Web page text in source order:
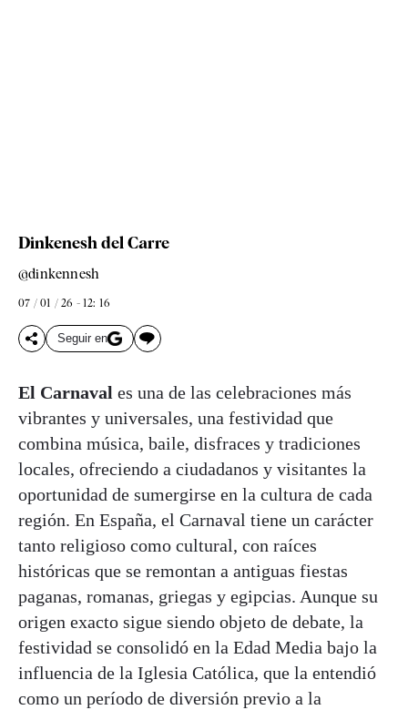
Dinkenesh del Carre
@dinkennesh
07 / 01 / 26 - 12: 16
Seguir en
El Carnaval es una de las celebraciones más
vibrantes y universales, una festividad que
combina música, baile, disfraces y tradiciones
locales, ofreciendo a ciudadanos y visitantes la
oportunidad de sumergirse en la cultura de cada
región. En España, el Carnaval tiene un carácter
tanto religioso como cultural, con raíces
históricas que se remontan a antiguas fiestas
paganas, romanas, griegas y egipcias. Aunque su
origen exacto sigue siendo objeto de debate, la
festividad se consolidó en la Edad Media bajo la
influencia de la Iglesia Católica, que la entendió
como un período de diversión previo a la